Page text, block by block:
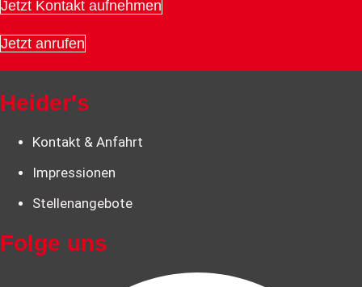
Jetzt Kontakt aufnehmen
Jetzt anrufen
Heider's
Kontakt & Anfahrt
Impressionen
Stellenangebote
Folge uns